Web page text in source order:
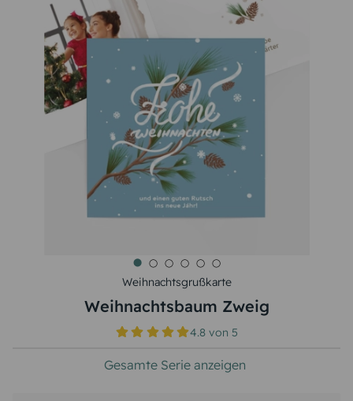
Weihnachtsgrußkarte
Weihnachtsbaum Zweig
4.8 von5
Gesamte Serie anzeigen